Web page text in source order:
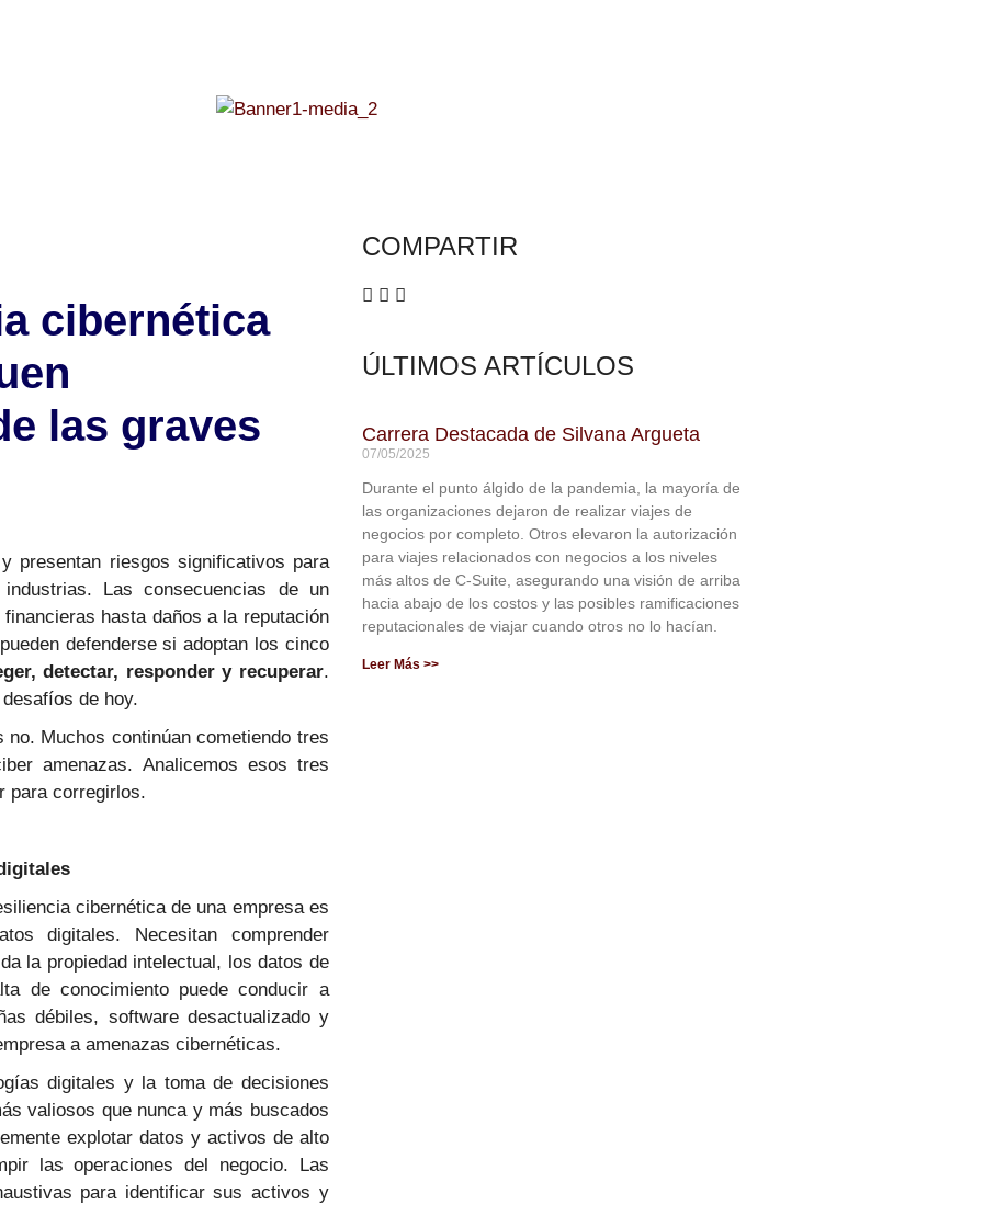
cibernética
las graves
presentan riesgos significativos para
Las consecuencias de un
hasta daños a la reputación
defenderse si adoptan los cinco
detectar, responder y recuperar.
de hoy.
Muchos continúan cometiendo tres
amenazas. Analicemos esos tres
para corregirlos.
cibernética de una empresa es
digitales. Necesitan comprender
la propiedad intelectual, los datos de
de conocimiento puede conducir a
débiles, software desactualizado y
a amenazas cibernéticas.
digitales y la toma de decisiones
valiosos que nunca y más buscados
explotar datos y activos de alto
las operaciones del negocio. Las
para identificar sus activos y
COMPARTIR
ÚLTIMOS ARTÍCULOS
Carrera Destacada de Silvana Argueta
07/05/2025
Durante el punto álgido de la pandemia, la mayoría de
las organizaciones dejaron de realizar viajes de
negocios por completo. Otros elevaron la autorización
para viajes relacionados con negocios a los niveles
más altos de C-Suite, asegurando una visión de arriba
hacia abajo de los costos y las posibles ramificaciones
reputacionales de viajar cuando otros no lo hacían.
Leer Más >>